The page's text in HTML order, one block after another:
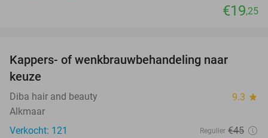
€19,25
Kappers- of wenkbrauwbehandeling naar
keuze
Diba hair and beauty 9.3 star
Alkmaar
Verkocht: 121
Regulier €45